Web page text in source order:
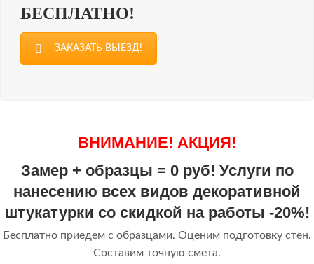
БЕСПЛАТНО!
ЗАКАЗАТЬ ВЫЕЗД!
ВНИМАНИЕ! АКЦИЯ!
Замер + образцы = 0 руб! Услуги по
нанесению всех видов декоративной
штукатурки со скидкой на работы -20%!
Бесплатно приедем с образцами. Оценим подготовку стен.
Составим точную смета.